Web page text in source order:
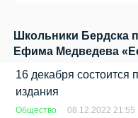
Школьники Бердска
Ефима Медведева
16 декабря состоится
издания
Общество
08.12.2022 21:55